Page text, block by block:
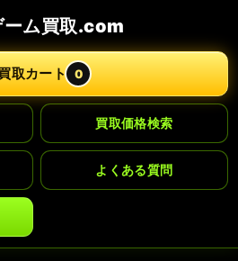
ーム買取.com
取カート 0
買取価格検索
よくある質問